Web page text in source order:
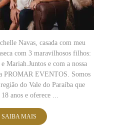
Navas, casada com meu
com 3 maravilhosos filhos:
Mariah.Juntos e com a nossa
PROMAR EVENTOS. Somos
do Vale do Paraíba que
18 anos e oferece ...
SAIBA MAIS